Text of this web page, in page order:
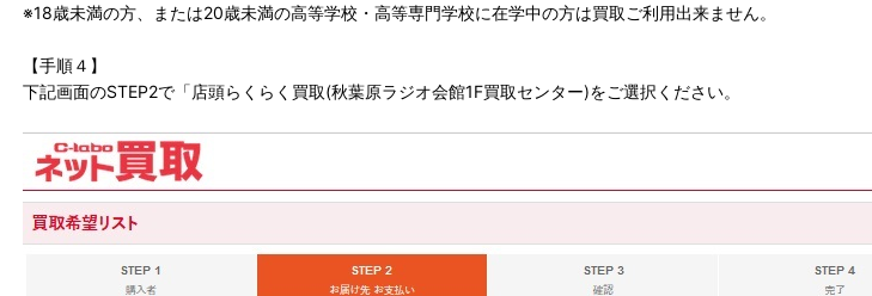
※18歳未満の方、または20歳未満の高等学校・高等専門学校に在学中の方は買取ご利用出来ません。
【手順４】
下記画面のSTEP2で「店頭らくらく買取(秋葉原ラジオ会館1F買取センター)をご選択ください。